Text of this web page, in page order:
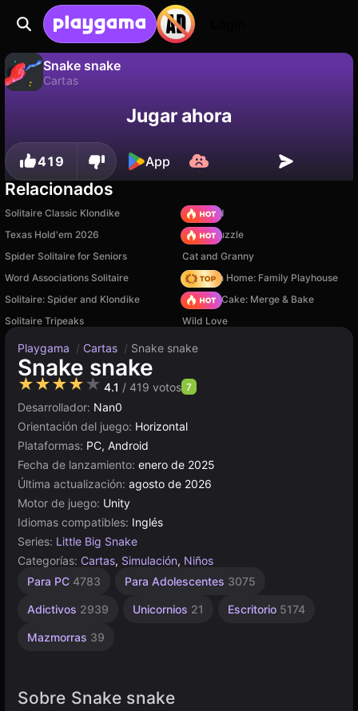
Snake snake
Cartas
¡Guarda el progreso!Jugar ahora
419 App
Relacionados
Solitaire Classic Klondike
TB World
Texas Hold'em 2026
Arrow Puzzle
Spider Solitaire for Seniors
Cat and Granny
Word Associations Solitaire
My Town Home: Family Playhouse
Solitaire: Spider and Klondike
Piece of Cake: Merge & Bake
Solitaire Tripeaks
Wild Love
Playgama / Cartas / Snake snake
Snake snake
★★★★★ 4.1 / 419 votos 7
Desarrollador: Nan0
Orientación del juego: Horizontal
Plataformas: PC, Android
Fecha de lanzamiento: enero de 2025
Última actualización: agosto de 2026
Motor de juego: Unity
Idiomas compatibles: Inglés
Series: Little Big Snake
Categorías: Cartas, Simulación, Niños
Para PC 4783 Para Adolescentes 3075
Adictivos 2939 Unicornios 21 Escritorio 5174
Mazmorras 39
Slither.Io
Para
1480
Browser
Unity
línea
Sobre Snake snake